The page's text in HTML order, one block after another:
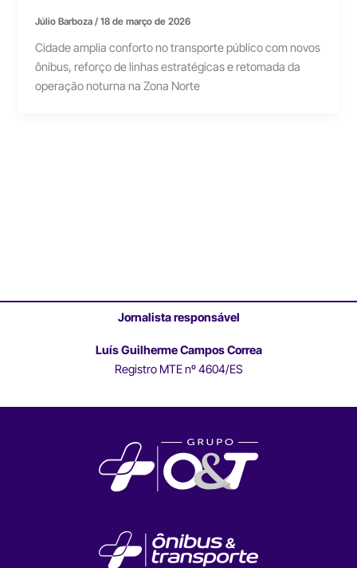
Júlio Barboza/18 de março de 2026
Cidade amplia conforto no transporte público com novos
ônibus, reforço de linhas estratégicas e retomada da
operação noturna na Zona Norte
Jornalista responsável
Luís Guilherme Campos Correa
Registro MTE nº 4604/ES